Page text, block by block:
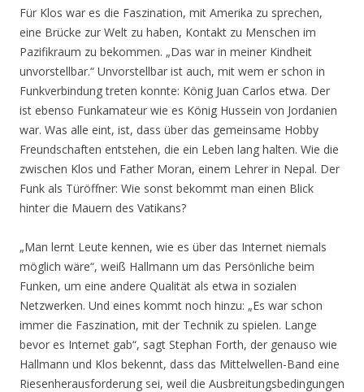
Für Klos war es die Faszination, mit Amerika zu sprechen,
eine Brücke zur Welt zu haben, Kontakt zu Menschen im
Pazifikraum zu bekommen. „Das war in meiner Kindheit
unvorstellbar.“ Unvorstellbar ist auch, mit wem er schon in
Funkverbindung treten konnte: König Juan Carlos etwa. Der
ist ebenso Funkamateur wie es König Hussein von Jordanien
war. Was alle eint, ist, dass über das gemeinsame Hobby
Freundschaften entstehen, die ein Leben lang halten. Wie die
zwischen Klos und Father Moran, einem Lehrer in Nepal. Der
Funk als Türöffner: Wie sonst bekommt man einen Blick
hinter die Mauern des Vatikans?
„Man lernt Leute kennen, wie es über das Internet niemals
möglich wäre“, weiß Hallmann um das Persönliche beim
Funken, um eine andere Qualität als etwa in sozialen
Netzwerken. Und eines kommt noch hinzu: „Es war schon
immer die Faszination, mit der Technik zu spielen. Lange
bevor es Internet gab“, sagt Stephan Forth, der genauso wie
Hallmann und Klos bekennt, dass das Mittelwellen-Band eine
Riesenherausforderung sei, weil die Ausbreitungsbedingungen